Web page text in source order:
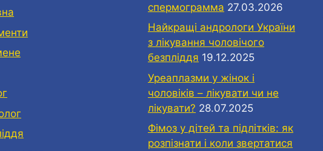
спермограмма 27.03.2026
Найкращі андрологи України
з лікування чоловічого
безпліддя 19.12.2025
Уреаплазми у жінок і
чоловіків – лікувати чи не
лікувати? 28.07.2025
Фімоз у дітей та підлітків: як
розпізнати і коли звертатися